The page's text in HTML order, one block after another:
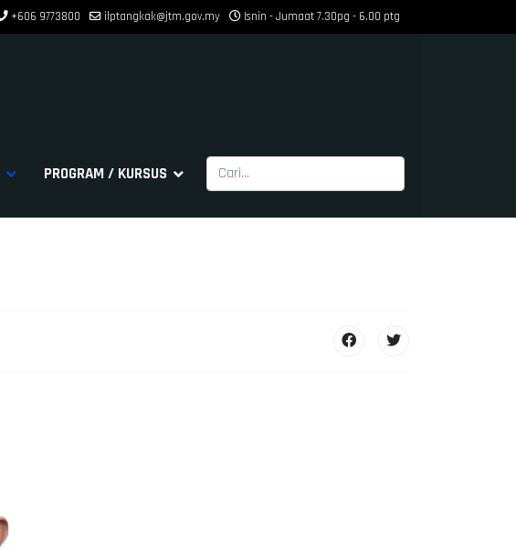
+606 9773800 ilptangkak@jtm.gov.my Isnin - Jumaat 7.30pg - 6.00 ptg
PROGRAM / KURSUS
Cari